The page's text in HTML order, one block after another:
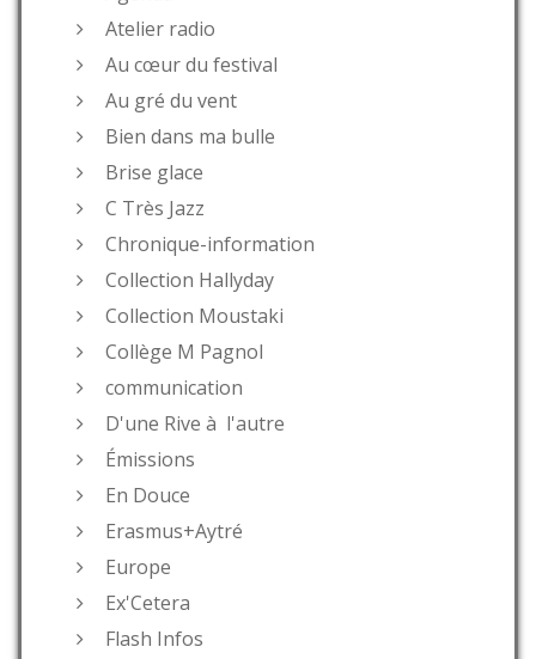
Atelier radio
Au cœur du festival
Au gré du vent
Bien dans ma bulle
Brise glace
C Très Jazz
Chronique-information
Collection Hallyday
Collection Moustaki
Collège M Pagnol
communication
D'une Rive à l'autre
Émissions
En Douce
Erasmus+Aytré
Europe
Ex'Cetera
Flash Infos